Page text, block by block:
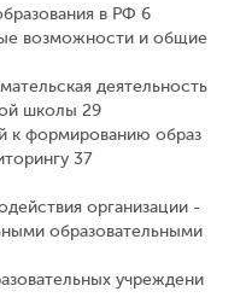
в РФ 6
возможности и общие
деятельность
школы 29
к формированию образ
37
организации -
образовательными
учреждени